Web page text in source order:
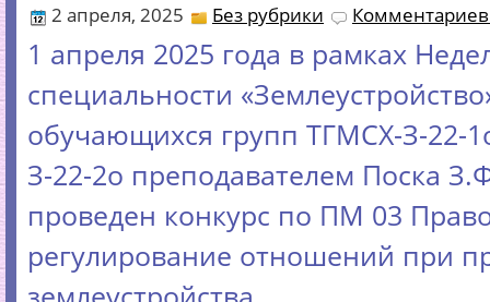
2 апреля, 2025 Без рубрики Комментариев
1 апреля 2025 года в рамках
специальности
обучающихся групп ТГМСХ-З-22-
З-22-2о преподавателем Поска
проведен конкурс по ПМ 03
регулирование отношений при